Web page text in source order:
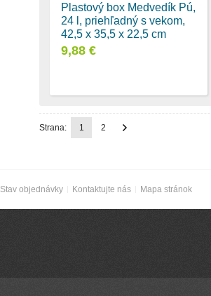
Plastový box Medvedík Pú,
24 l, priehľadný s vekom,
42,5 x 35,5 x 22,5 cm
9,88 €
Strana: 1 2
Stav objednávky Kontaktujte nás Mapa stránok